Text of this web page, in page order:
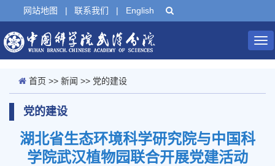
网站地图 | 联系我们 | English
首页 >> 新闻 >> 党的建设
党的建设
湖北省生态环境科学研究院与中国科
学院武汉植物园联合开展党建活动